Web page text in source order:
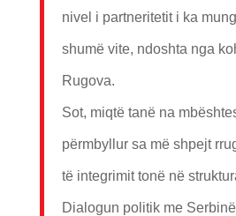
nivel i partneritetit i ka
shumë vite, ndoshta nga
Rugova.
Sot, miqtë tanë na
përmbyllur sa më shpejt
të integrimit tonë në
Dialogun politik me